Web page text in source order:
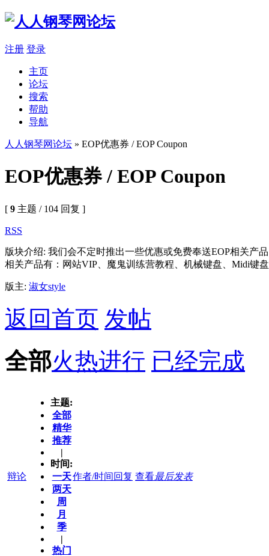
注册 登录
主页
论坛
搜索
帮助
导航
人人钢琴网论坛 » EOP优惠券 / EOP Coupon
EOP优惠券 / EOP Coupon
[ 9 主题 / 104 回复 ]
RSS
版块介绍: 我们会不定时推出一些优惠或免费奉送EOP相关产
相关产品有：网站VIP、魔鬼训练营教程、机械键盘、Midi键
版主: 淑女style
返回首页 发帖
全部火热进行 已经完成
辩论
主题:
全部
精华
推荐
|
时间:
一天
两天
周
月
季
|
热门
作者/时间 回复 查看最后发表